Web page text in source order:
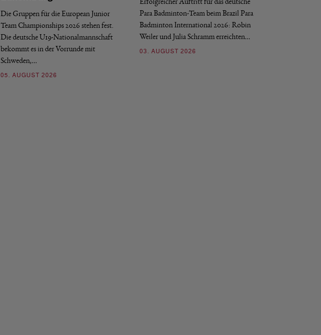
Die Gruppen für die European Junior
Team Championships 2026 stehen fest.
Die deutsche U19-Nationalmannschaft
bekommt es in der Vorrunde mit
Schweden,…
05. AUGUST 2026
Para Badminton-Team beim Brazil Para
Badminton International 2026: Robin
Weiler und Julia Schramm erreichten…
03. AUGUST 2026